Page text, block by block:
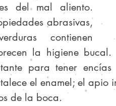
del mal aliento.
abrasivas,
contienen
la higiene
para tener
el enamel; el apio
de la boca.